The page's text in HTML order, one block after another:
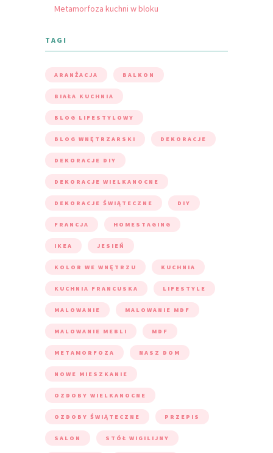
Metamorfoza kuchni w bloku
TAGI
ARANŻACJA BALKON
BIAŁA KUCHNIA
BLOG LIFESTYLOWY
BLOG WNĘTRZARSKI DEKORACJE
DEKORACJE DIY
DEKORACJE WIELKANOCNE
DEKORACJE ŚWIĄTECZNE DIY
FRANCJA HOMESTAGING
IKEA JESIEŃ
KOLOR WE WNĘTRZU KUCHNIA
KUCHNIA FRANCUSKA LIFESTYLE
MALOWANIE MALOWANIE MDF
MALOWANIE MEBLI MDF
METAMORFOZA NASZ DOM
NOWE MIESZKANIE
OZDOBY WIELKANOCNE
OZDOBY ŚWIĄTECZNE PRZEPIS
SALON STÓŁ WIGILIJNY